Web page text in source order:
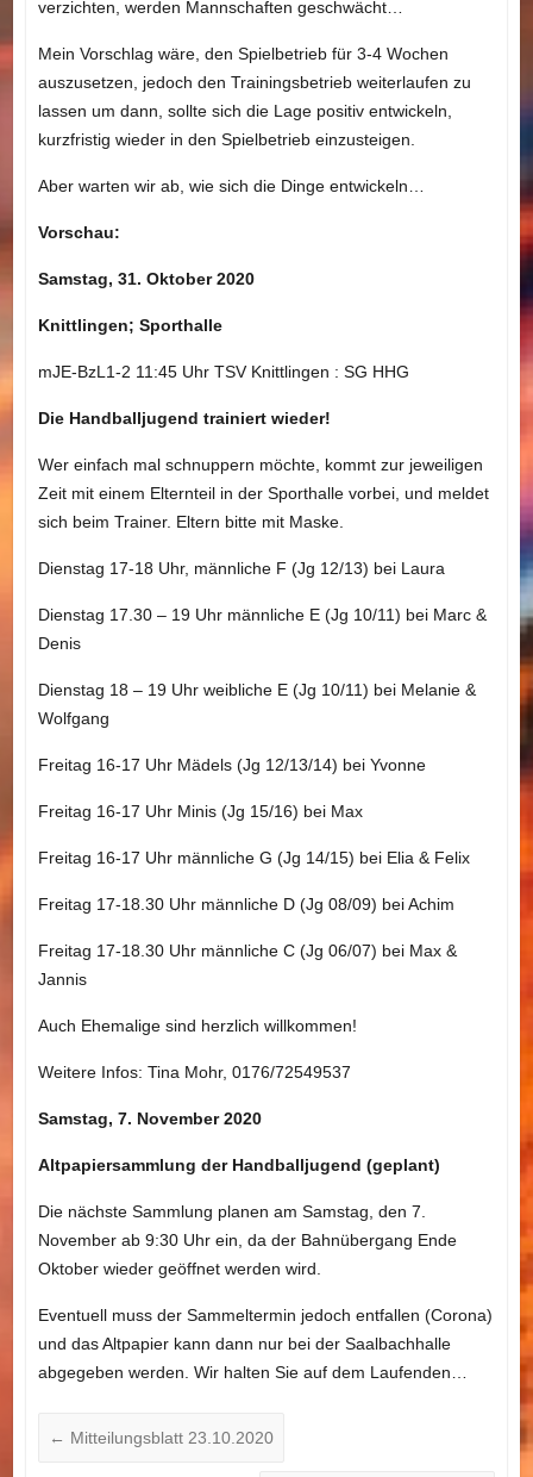
verzichten, werden Mannschaften geschwächt…
Mein Vorschlag wäre, den Spielbetrieb für 3-4 Wochen
auszusetzen, jedoch den Trainingsbetrieb weiterlaufen zu
lassen um dann, sollte sich die Lage positiv entwickeln,
kurzfristig wieder in den Spielbetrieb einzusteigen.
Aber warten wir ab, wie sich die Dinge entwickeln…
Vorschau:
Samstag, 31. Oktober 2020
Knittlingen; Sporthalle
mJE-BzL1-2 11:45 Uhr TSV Knittlingen : SG HHG
Die Handballjugend trainiert wieder!
Wer einfach mal schnuppern möchte, kommt zur jeweiligen
Zeit mit einem Elternteil in der Sporthalle vorbei, und meldet
sich beim Trainer. Eltern bitte mit Maske.
Dienstag 17-18 Uhr, männliche F (Jg 12/13) bei Laura
Dienstag 17.30 – 19 Uhr männliche E (Jg 10/11) bei Marc &
Denis
Dienstag 18 – 19 Uhr weibliche E (Jg 10/11) bei Melanie &
Wolfgang
Freitag 16-17 Uhr Mädels (Jg 12/13/14) bei Yvonne
Freitag 16-17 Uhr Minis (Jg 15/16) bei Max
Freitag 16-17 Uhr männliche G (Jg 14/15) bei Elia & Felix
Freitag 17-18.30 Uhr männliche D (Jg 08/09) bei Achim
Freitag 17-18.30 Uhr männliche C (Jg 06/07) bei Max &
Jannis
Auch Ehemalige sind herzlich willkommen!
Weitere Infos: Tina Mohr, 0176/72549537
Samstag, 7. November 2020
Altpapiersammlung der Handballjugend (geplant)
Die nächste Sammlung planen am Samstag, den 7.
November ab 9:30 Uhr ein, da der Bahnübergang Ende
Oktober wieder geöffnet werden wird.
Eventuell muss der Sammeltermin jedoch entfallen (Corona)
und das Altpapier kann dann nur bei der Saalbachhalle
abgegeben werden. Wir halten Sie auf dem Laufenden…
← Mitteilungsblatt 23.10.2020